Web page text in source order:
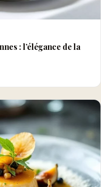
: l’élégance de la